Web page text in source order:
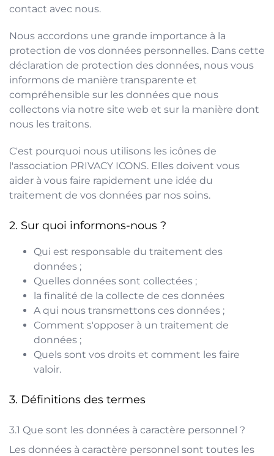
contact avec nous.
Nous accordons une grande importance à la
protection de vos données personnelles. Dans cette
déclaration de protection des données, nous vous
informons de manière transparente et
compréhensible sur les données que nous
collectons via notre site web et sur la manière dont
nous les traitons.
C'est pourquoi nous utilisons les icônes de
l'association PRIVACY ICONS. Elles doivent vous
aider à vous faire rapidement une idée du
traitement de vos données par nos soins.
Sur quoi informons-nous ?
Qui est responsable du traitement des
données ;
Quelles données sont collectées ;
la finalité de la collecte de ces données
A qui nous transmettons ces données ;
Comment s'opposer à un traitement de
données ;
Quels sont vos droits et comment les faire
valoir.
Définitions des termes
Que sont les données à caractère personnel ?
Les données à caractère personnel sont toutes les